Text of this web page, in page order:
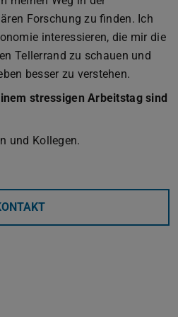
Forschung zu finden. Ich
interessieren, die mir die
Tellerrand zu schauen und
besser zu verstehen.
stressigen Arbeitstag sind
und Kollegen.